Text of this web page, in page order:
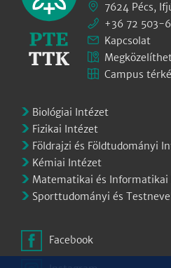
7624 Pécs,
+36 72 503-
Kapcsolat
Campus
Biológiai Intézet
Fizikai Intézet
Földrajzi és Földtudományi
Kémiai Intézet
Matematikai és Informatikai
Sporttudományi és
Facebook